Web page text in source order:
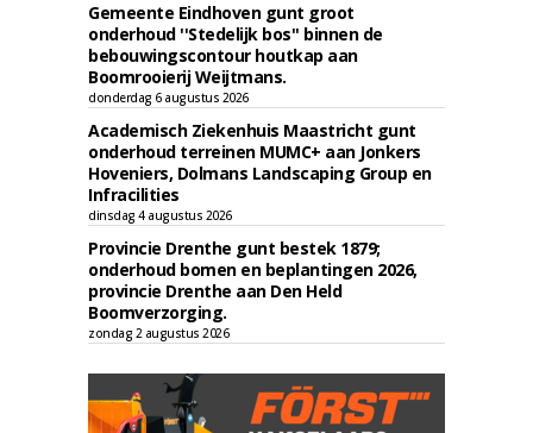
Gemeente Eindhoven gunt groot
onderhoud ''Stedelijk bos'' binnen de
bebouwingscontour houtkap aan
Boomrooierij Weijtmans.
donderdag 6 augustus 2026
Academisch Ziekenhuis Maastricht gunt
onderhoud terreinen MUMC+ aan Jonkers
Hoveniers, Dolmans Landscaping Group en
Infracilities
dinsdag 4 augustus 2026
Provincie Drenthe gunt bestek 1879;
onderhoud bomen en beplantingen 2026,
provincie Drenthe aan Den Held
Boomverzorging.
zondag 2 augustus 2026